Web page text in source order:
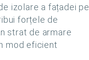
izolare a fațadei pe
forțele de
strat de armare
mod eficient